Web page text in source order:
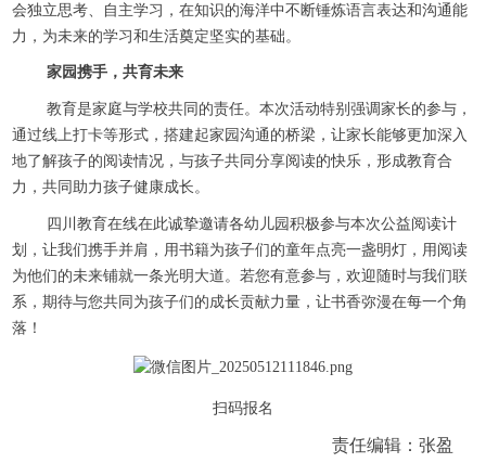
会独立思考、自主学习，在知识的海洋中不断锤炼语言表达和沟通能
力，为未来的学习和生活奠定坚实的基础。
家园携手，共育未来
教育是家庭与学校共同的责任。本次活动特别强调家长的参与，
通过线上打卡等形式，搭建起家园沟通的桥梁，让家长能够更加深入
地了解孩子的阅读情况，与孩子共同分享阅读的快乐，形成教育合
力，共同助力孩子健康成长。
四川教育在线在此诚挚邀请各幼儿园积极参与本次公益阅读计
划，让我们携手并肩，用书籍为孩子们的童年点亮一盏明灯，用阅读
为他们的未来铺就一条光明大道。若您有意参与，欢迎随时与我们联
系，期待与您共同为孩子们的成长贡献力量，让书香弥漫在每一个角
落！
扫码报名
责任编辑：张盈